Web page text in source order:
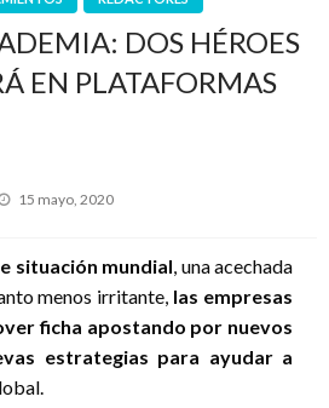
DOS HÉROES
EN PLATAFORMAS
Publicado
15 mayo, 2020
situación mundial, una acechada
menos irritante, las empresas
ficha apostando por nuevos
estrategias para ayudar a